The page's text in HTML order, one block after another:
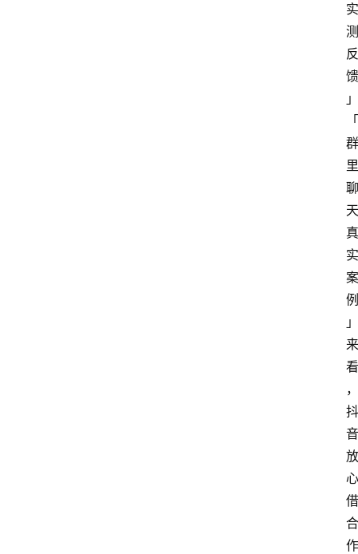
实
测
反
馈
」
「
群
里
聊
天
真
实
案
例
」
来
看
，
抖
音
放
心
借
合
作